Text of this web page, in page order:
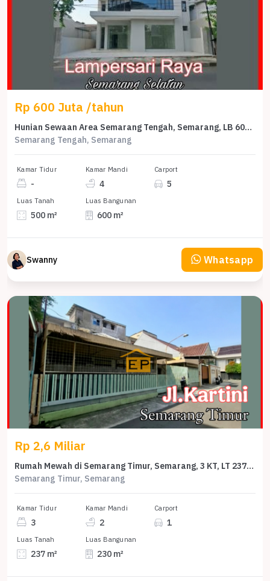
Rp 600 Juta /tahun
Hunian Sewaan Area Semarang Tengah, Semarang, LB 600m², KT
Semarang Tengah, Semarang
Kamar Tidur
-
Kamar Mandi
4
Carport
5
Luas Tanah
500 m²
Luas Bangunan
600 m²
Swanny Whatsapp
Rp 2,6 Miliar
Rumah Mewah di Semarang Timur, Semarang, 3 KT, LT 237m²
Semarang Timur, Semarang
Kamar Tidur
3
Kamar Mandi
2
Carport
1
Luas Tanah
237 m²
Luas Bangunan
230 m²